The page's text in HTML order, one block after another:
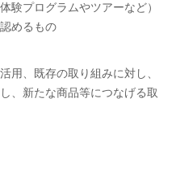
験プログラムやツアーなど）
めるもの
用、既存の取り組みに対し、
、新たな商品等につなげる取